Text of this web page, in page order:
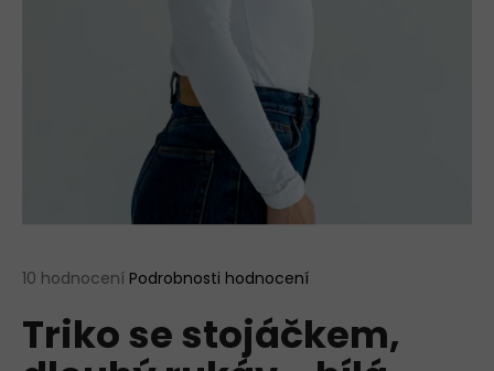
Průměrné
produktu
5,0
10 hodnocení Podrobnosti hodnocení
Triko se stojáčkem,
D